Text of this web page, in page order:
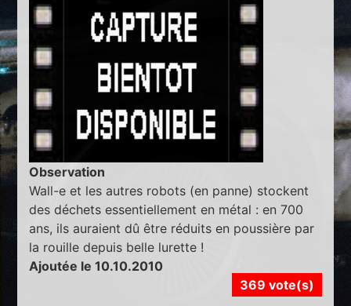
Observation
Wall-e et les autres robots (en panne) stockent
des déchets essentiellement en métal : en 700
ans, ils auraient dû être réduits en poussière par
la rouille depuis belle lurette !
Ajoutée le 10.10.2010
369 vote(s)